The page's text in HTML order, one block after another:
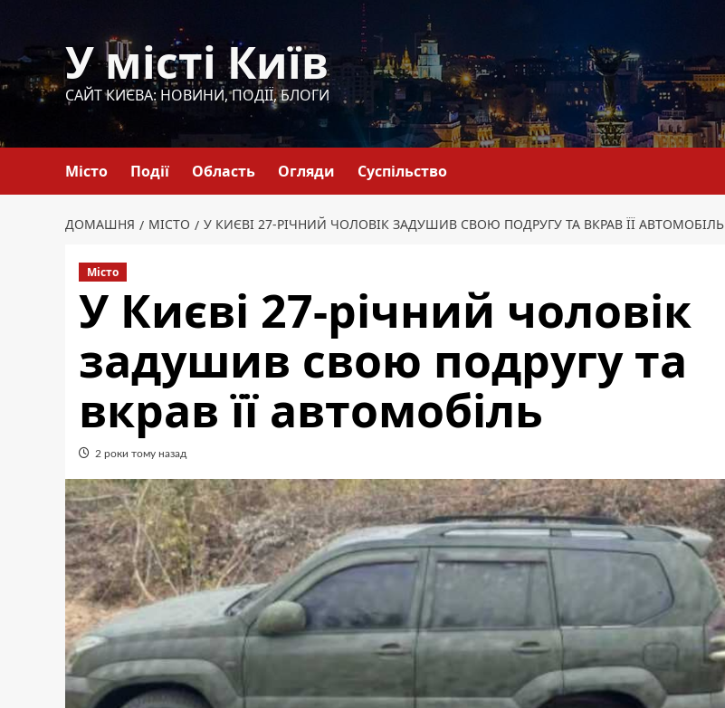
вмісту
У місті Київ
САЙТ КИЄВА: НОВИНИ, ПОДІЇ, БЛОГИ
Місто Події Область Огляди Суспільство
ДОМАШНЯ МІСТО У КИЄВІ 27-РІЧНИЙ ЧОЛОВІК ЗАДУШИВ СВОЮ ПОДРУГУ ТА ВКРАВ ЇЇ АВТОМОБІЛЬ
Місто
У Києві 27-річний чоловік
задушив свою подругу та
вкрав її автомобіль
2 роки тому назад